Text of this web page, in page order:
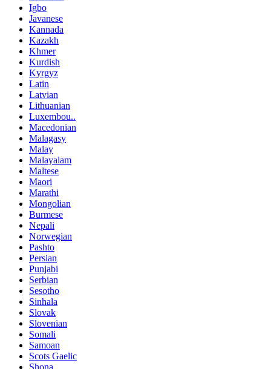
Igbo
Javanese
Kannada
Kazakh
Khmer
Kurdish
Kyrgyz
Latin
Latvian
Lithuanian
Luxembou..
Macedonian
Malagasy
Malay
Malayalam
Maltese
Maori
Marathi
Mongolian
Burmese
Nepali
Norwegian
Pashto
Persian
Punjabi
Serbian
Sesotho
Sinhala
Slovak
Slovenian
Somali
Samoan
Scots Gaelic
Shona